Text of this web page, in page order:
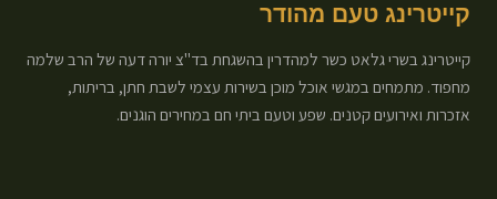
קייטרינג טעם מהודר
קייטרינג בשרי גלאט כשר למהדרין בהשגחת בד"צ יורה דעה של הרב שלמה
מחפוד. מתמחים במגשי אוכל מוכן בשירות עצמי לשבת חתן, בריתות,
אזכרות ואירועים קטנים. שפע וטעם ביתי חם במחירים הוגנים.